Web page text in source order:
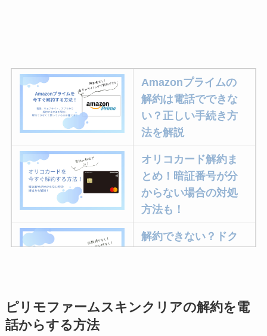
Amazonプライムの
解約は電話でできな
い？正しい手続き方
法を解説
オリコカード解約ま
とめ！暗証番号が分
からない場合の対処
方法も！
解約できない？ドク
ミュゼプラチナムの
ピリモファームスキンクリアの解約を電
話からする方法